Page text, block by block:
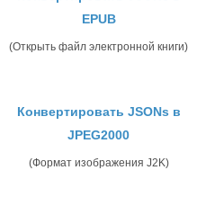
EPUB
(Открыть файл электронной книги)
Конвертировать JSONs в
JPEG2000
(Формат изображения J2K)